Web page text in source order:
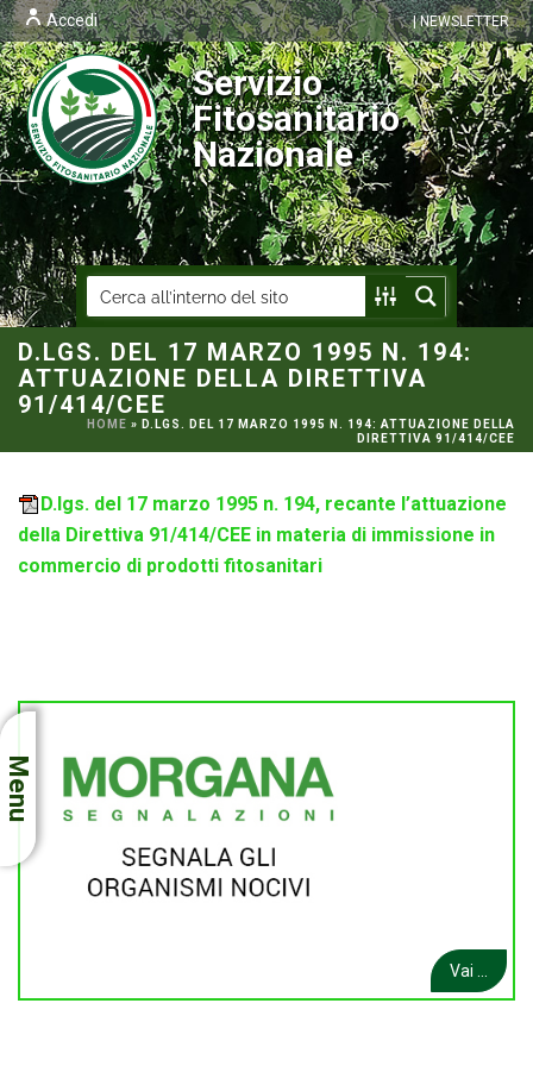
| NEWSLETTER
Accedi
Servizio
Fitosanitario
Nazionale
D.LGS. DEL 17 MARZO 1995 N. 194:
ATTUAZIONE DELLA DIRETTIVA
91/414/CEE
HOME » D.LGS. DEL 17 MARZO 1995 N. 194: ATTUAZIONE DELLA
DIRETTIVA 91/414/CEE
Menu
D.lgs. del 17 marzo 1995 n. 194, recante l’attuazione
della Direttiva 91/414/CEE in materia di immissione in
commercio di prodotti fitosanitari
Vai ...